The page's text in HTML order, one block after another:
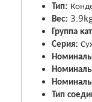
Тип:
Вес:
Группа
Серия:
Тип